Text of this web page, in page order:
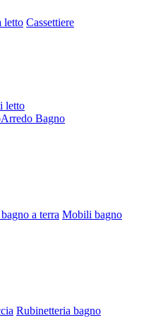
letto Cassettiere
letto
Arredo Bagno
a terra Mobili bagno
Rubinetteria bagno